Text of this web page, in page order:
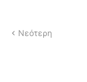
Νεότερη